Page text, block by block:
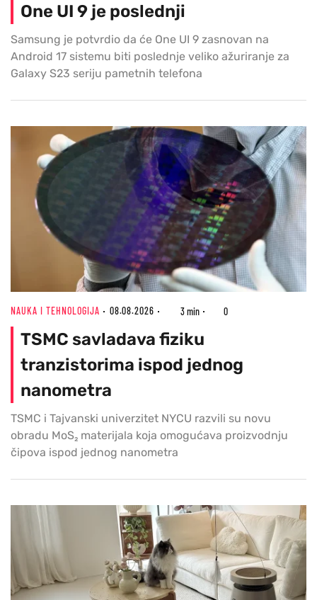
One UI 9 je poslednji
Samsung je potvrdio da će One UI 9 zasnovan na
Android 17 sistemu biti poslednje veliko ažuriranje za
Galaxy S23 seriju pametnih telefona
NAUKA I TEHNOLOGIJA 08.08.2026 3 min 0
TSMC savladava fiziku
tranzistorima ispod jednog
nanometra
TSMC i Tajvanski univerzitet NYCU razvili su novu
obradu MoS₂ materijala koja omogućava proizvodnju
čipova ispod jednog nanometra